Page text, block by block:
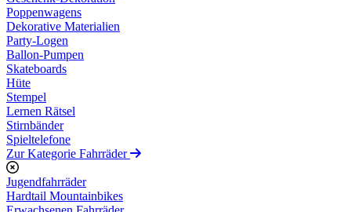
Poppenwagens
Dekorative Materialien
Party-Logen
Ballon-Pumpen
Skateboards
Hüte
Stempel
Lernen Rätsel
Stirnbänder
Spieltelefone
Zur Kategorie Fahrräder
Jugendfahrräder
Hardtail Mountainbikes